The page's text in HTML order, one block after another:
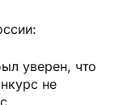
уверен, что
не